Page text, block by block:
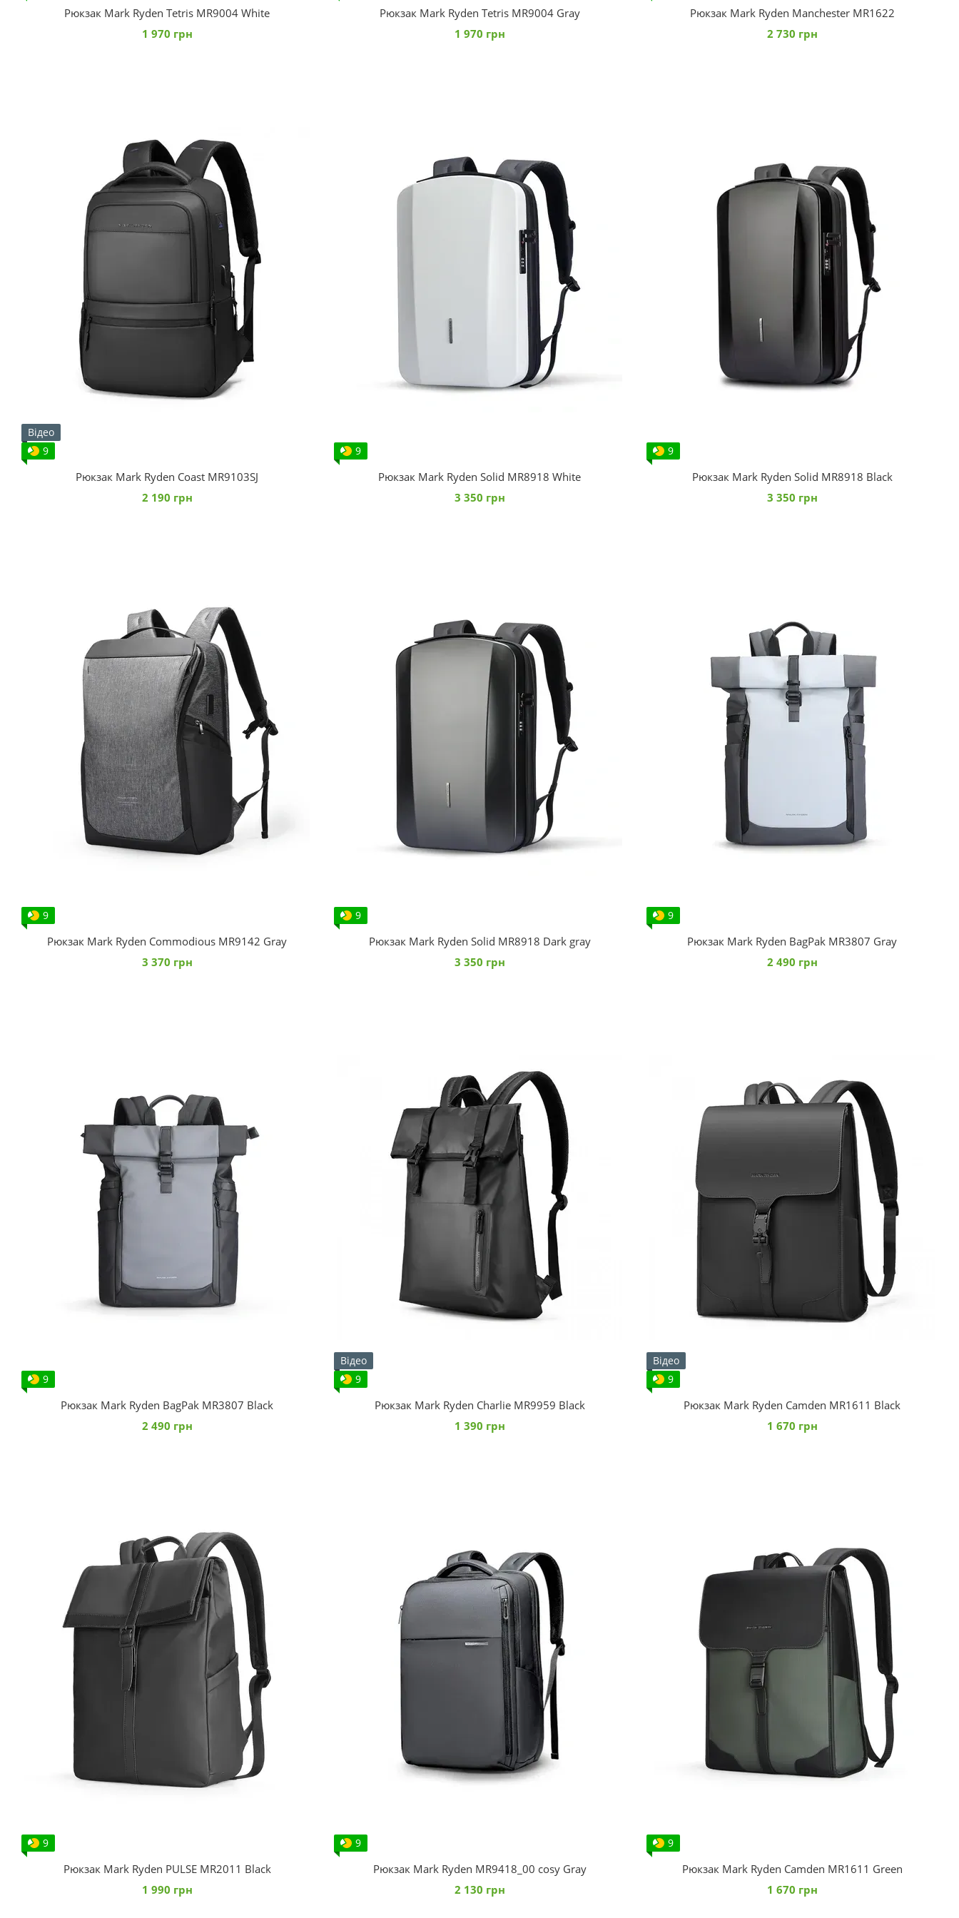
Рюкзак Mark Ryden Tetris MR9004 White
1 970 грн
Рюкзак Mark Ryden Tetris MR9004 Gray
1 970 грн
Рюкзак Mark Ryden Manchester MR1622
2 730 грн
Відео
9
Рюкзак Mark Ryden Coast MR9103SJ
2 190 грн
9
Рюкзак Mark Ryden Solid MR8918 White
3 350 грн
9
Рюкзак Mark Ryden Solid MR8918 Black
3 350 грн
9
Рюкзак Mark Ryden Commodious MR9142 Gray
3 370 грн
9
Рюкзак Mark Ryden Solid MR8918 Dark gray
3 350 грн
9
Рюкзак Mark Ryden BagPak MR3807 Gray
2 490 грн
9
Рюкзак Mark Ryden BagPak MR3807 Black
2 490 грн
Відео
9
Рюкзак Mark Ryden Charlie MR9959 Black
1 390 грн
Відео
9
Рюкзак Mark Ryden Camden MR1611 Black
1 670 грн
9
Рюкзак Mark Ryden PULSE MR2011 Black
1 990 грн
9
Рюкзак Mark Ryden MR9418_00 сosy Gray
2 130 грн
9
Рюкзак Mark Ryden Camden MR1611 Green
1 670 грн